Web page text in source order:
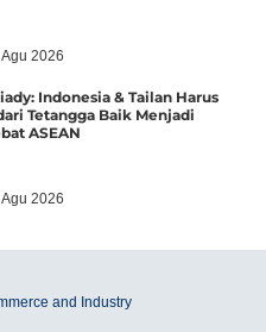
2026
Indonesia & Tailan Harus
Tetangga Baik Menjadi
ASEAN
2026
and Industry